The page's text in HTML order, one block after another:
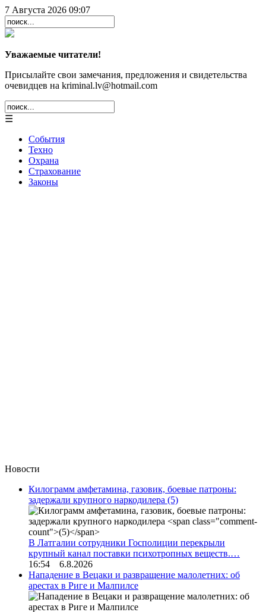
7 Августа 2026 09:07
Уважаемые читатели!
Присылайте свои замечания, предложения и свидетельства
очевидцев на kriminal.lv@hotmail.com
☰
События
Техно
Охрана
Страхование
Законы
Новости
Килограмм амфетамина, газовик, боевые патроны:
задержали крупного наркодилера (5)
В Латгалии сотрудники Госполиции перекрыли
крупный канал поставки психотропных веществ.…
16:54 6.8.2026
Нападение в Вецаки и развращение малолетних: об
арестах в Риге и Малпилсе